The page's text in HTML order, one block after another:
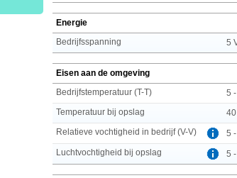
Energie
Bedrijfsspanning
5
Eisen aan de omgeving
Bedrijfstemperatuur (T-T)
5
Temperatuur bij opslag
40
Relatieve vochtigheid in bedrijf (V-V)
5
Luchtvochtigheid bij opslag
5